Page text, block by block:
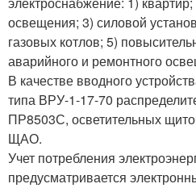
освещения; 3) силовой
газовых котлов; 5)
аварийного и ремонтного
В качестве вводного
типа ВРУ-1-17-70
ПР8503С, осветительных
ЩАО.
Учет потребления
предусматривается